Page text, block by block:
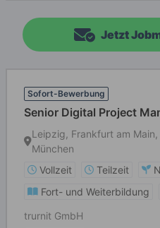
Jetzt
Sofort-Bewerbung
Senior Digital Project
Leipzig, Frankfurt am
München
Vollzeit
Teilzeit
Fort- und Weiterbildung
trurnit GmbH